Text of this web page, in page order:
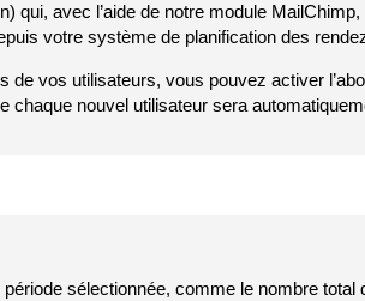
qui, avec l’aide de notre module
votre système de planification des
de vos utilisateurs, vous pouvez activer
chaque nouvel utilisateur sera
sélectionnée, comme le nombre total